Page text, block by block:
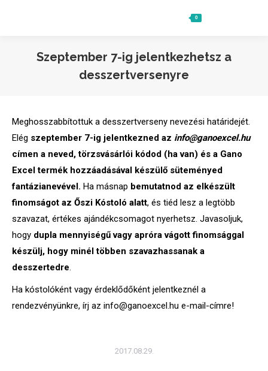
0
Szeptember 7-ig jelentkezhetsz a
desszertversenyre
Meghosszabbítottuk a desszertverseny nevezési határidejét.
Elég szeptember 7-ig jelentkezned az info@ganoexcel.hu
címen a neved, törzsvásárlói kódod (ha van) és a Gano
Excel termék hozzáadásával készülő süteményed
fantázianevével. Ha másnap bemutatnod az elkészült
finomságot az Őszi Kóstoló alatt, és tiéd lesz a legtöbb
szavazat, értékes ajándékcsomagot nyerhetsz. Javasoljuk,
hogy dupla mennyiségű vagy apróra vágott finomsággal
készülj, hogy minél többen szavazhassanak a
desszertedre.
Ha kóstolóként vagy érdeklődőként jelentkeznél a
rendezvényünkre, írj az info@ganoexcel.hu e-mail-címre!
2017.08.29.